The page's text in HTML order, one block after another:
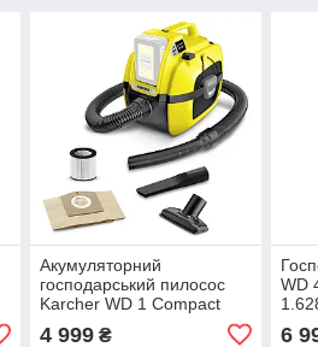
Акумуляторний
господарський пилосос
Karcher WD 1 Compact
4 999₴
WD
6